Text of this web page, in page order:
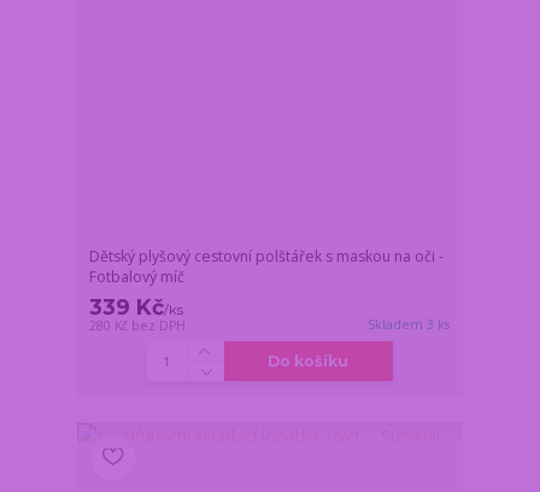
Dětský plyšový cestovní polštářek s maskou na oči -
Fotbalový míč
339 Kč/ks
280 Kč bez DPH Skladem 3 ks
Do košíku